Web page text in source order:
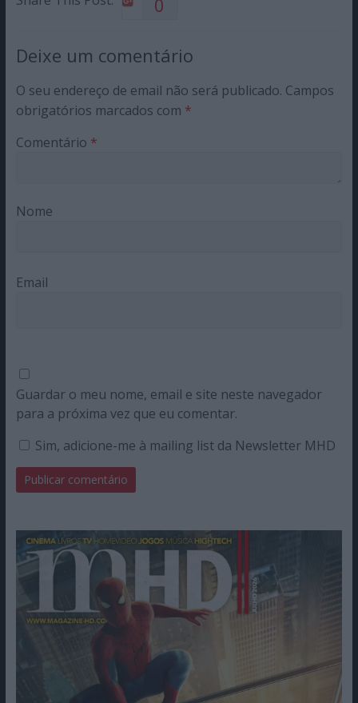
0
Deixe um comentário
O seu endereço de email não será publicado. Campos
obrigatórios marcados com *
Comentário *
Nome
Email
Guardar o meu nome, email e site neste navegador
para a próxima vez que eu comentar.
Sim, adicione-me à mailing list da Newsletter MHD